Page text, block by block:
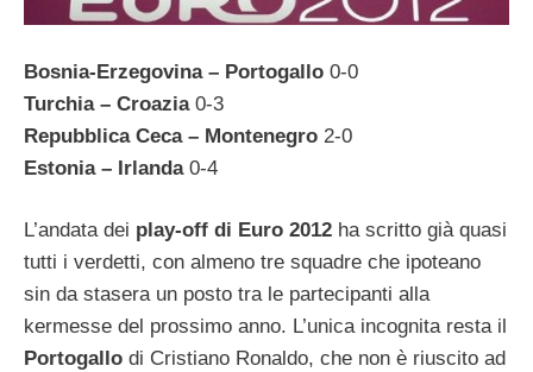
Bosnia-Erzegovina – Portogallo 0-0
Turchia – Croazia0-3
Repubblica Ceca – Montenegro 2-0
Estonia – Irlanda0-4
L’andata dei play-off di Euro 2012 ha scritto già quasi
tutti i verdetti, con almeno tre squadre che ipoteano
sin da stasera un posto tra le partecipanti alla
kermesse del prossimo anno. L’unica incognita resta il
Portogallo di Cristiano Ronaldo, che non è riuscito ad